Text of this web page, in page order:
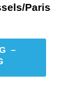
Paris
–